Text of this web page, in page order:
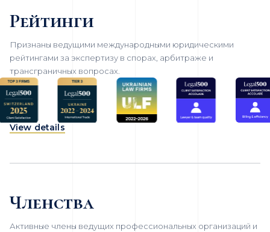
Рейтинги
Признаны ведущими международными юридическими
рейтингами за экспертизу в спорах, арбитраже и
трансграничных вопросах.
View details
Членства
Активные члены ведущих профессиональных организаций и